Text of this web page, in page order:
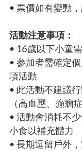
• 票價如有變動
活動注意事項：
• 16歲以下小童
• 参加者需確定
項活動
• 此活動不建議
（高血壓、癲癇
• 活動會消耗不
小食以補充體力
• 長期逗留戶外